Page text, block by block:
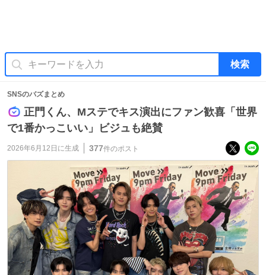
検索
SNSのバズまとめ
正門くん、Mステでキス演出にファン歓喜「世界
で1番かっこいい」ビジュも絶賛
2026年6月12日 に生成 377件のポスト